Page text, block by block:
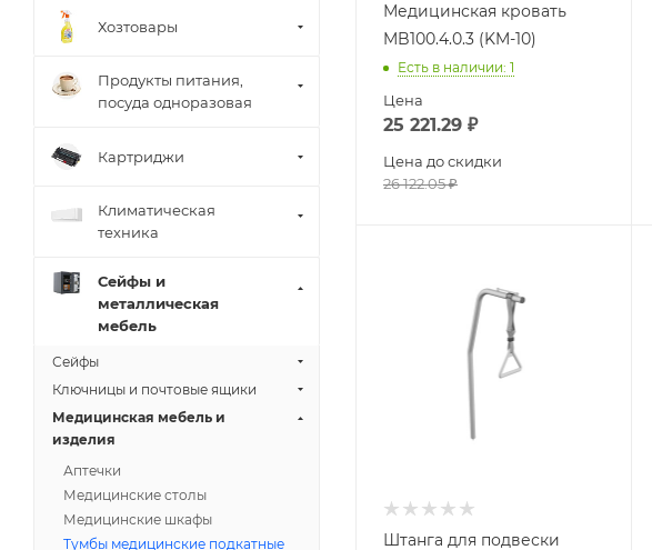
Медицинская кровать
MB100.4.0.3 (KM-10)
Есть в наличии: 1
Цена
25 221.29 ₽
Цена до скидки
26 122.05₽
Штанга для подвески
Хозтовары
Продукты питания,
посуда одноразовая
Картриджи
Климатическая
техника
Сейфы и
металлическая
мебель
Сейфы
Ключницы и почтовые ящики
Медицинская мебель и
изделия
Аптечки
Медицинские столы
Медицинские шкафы
Тумбы медицинские подкатные